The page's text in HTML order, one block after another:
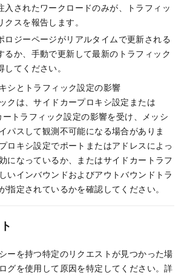
入されたワークロードのみが、トラフィッ
スを報告します。
ロジーページがリアルタイムで更新される
るか、手動で更新して最新のトラフィック
てください。
シとトラフィック設定の影響
クは、サイドカープロキシ設定または
トラフィック設定の影響を受け、メッシ
パスして観測不可能になる場合がありま
ロキシ設定でポートまたはアドレスによっ
になっているか、またはサイドカートラフ
いインバウンドおよびアウトバウンドトラ
指定されているかを確認してください。
ーを持つ特定のリクエストが見つかった場
グを使用して原因を特定してください。詳